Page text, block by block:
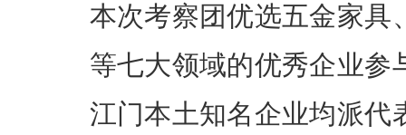
本次考察团优选五金家具
等七大领域的优秀企业参
江门本土知名企业均派代